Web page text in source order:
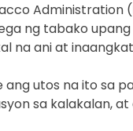
Administration
ng tabako
na ani at
utos na ito sa
sa kalakalan,